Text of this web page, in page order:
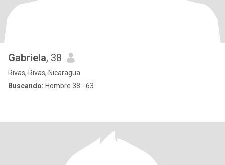
Gabriela, 38
Rivas, Rivas, Nicaragua
Buscando: Hombre 38 - 63